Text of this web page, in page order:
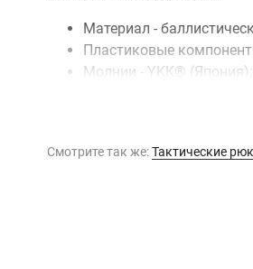
Материал -
Пластиковые
Молнии - YKK® (Япония);
Камуфляжный рисунок
Смотрите так же:Тактические